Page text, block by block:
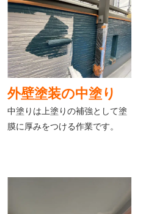
外壁塗装の中塗り
中塗りは上塗りの補強として塗
膜に厚みをつける作業です。